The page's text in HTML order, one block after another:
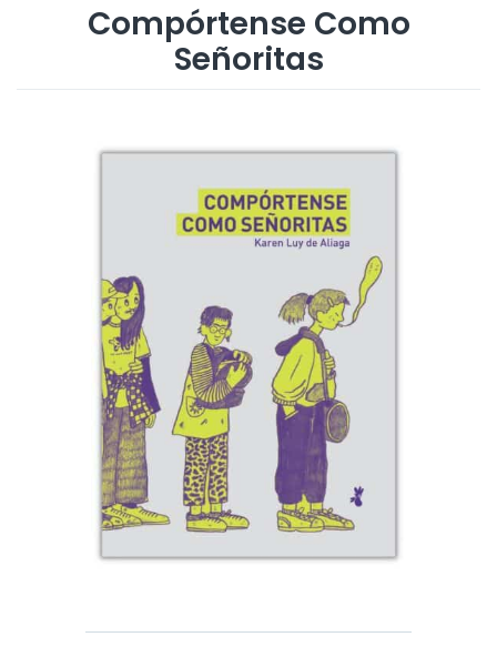
Compórtense Como
Señoritas